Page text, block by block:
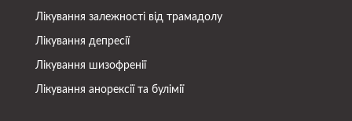
Лікування залежності від трамадолу
Лікування депресії
Лікування шизофренії
Лікування анорексії та булімії